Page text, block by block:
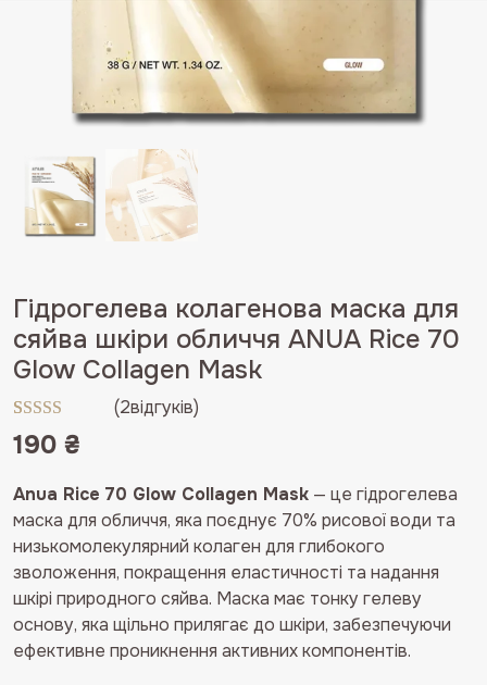
Гідрогелева колагенова маска для
сяйва шкіри обличчя ANUA Rice 70
Glow Collagen Mask
Рейтинг
з 5 на
основі
опитування
2
покупців
(2відгуків)
190 ₴
Anua Rice 70 Glow Collagen Mask — це гідрогелева
маска для обличчя, яка поєднує 70% рисової води та
низькомолекулярний колаген для глибокого
зволоження, покращення еластичності та надання
шкірі природного сяйва. Маска має тонку гелеву
основу, яка щільно прилягає до шкіри, забезпечуючи
ефективне проникнення активних компонентів.